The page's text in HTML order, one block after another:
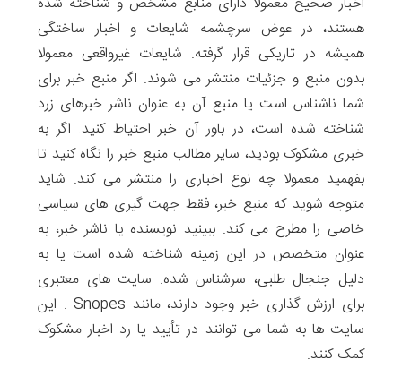
هستند، در عوض سرچشمه شایعات و اخبار ساختگی
همیشه در تاریکی قرار گرفته. شایعات غیرواقعی معمولا
بدون منبع و جزئیات منتشر می شوند. اگر منبع خبر برای
شما ناشناس است یا منبع آن به عنوان ناشر خبرهای زرد
شناخته شده است، در باور آن خبر احتیاط کنید. اگر به
خبری مشکوک بودید، سایر مطالب منبع خبر را نگاه کنید تا
بفهمید معمولا چه نوع اخباری را منتشر می کند. شاید
متوجه شوید که منبع خبر، فقط جهت گیری های سیاسی
خاصی را مطرح می کند. ببینید نویسنده یا ناشر خبر، به
عنوان متخصص در این زمینه شناخته شده است یا به
دلیل جنجال طلبی، سرشناس شده. سایت های معتبری
برای ارزش گذاری خبر وجود دارند، مانند Snopes . این
سایت ها به شما می توانند در تأیید یا رد اخبار مشکوک
کمک کنند.